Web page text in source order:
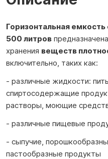
Горизонтальная
500 литров
хранения веществ
включительно, таких как:
- различные жидкости:
спиртосодержащие
растворы, моющие
- различные пищевые
- сыпучие,
пастообразные продукты